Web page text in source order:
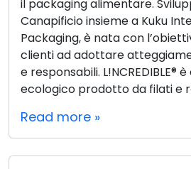
il packaging alimentare.
Canapificio insieme a Kuku
Packaging, è nata con
clienti ad adottare
e responsabili.
ecologico prodotto da filati e
Read more »